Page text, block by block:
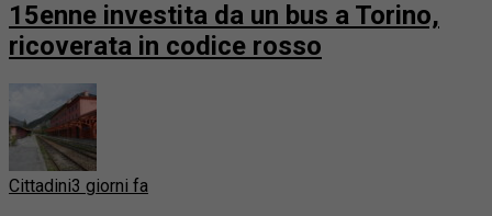
15enne investita da un bus a Torino,
ricoverata in codice rosso
Cittadini3 giorni fa